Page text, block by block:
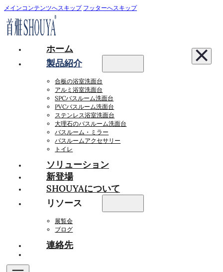
メインコンテンツへスキップ フッターへスキップ
ホーム
製品紹介
合板の浴室洗面台
アルミ浴室洗面台
SPCバスルーム洗面台
PVCバスルーム洗面台
ステンレス浴室洗面台
大理石のバスルーム洗面台
バスルーム・ミラー
バスルームアクセサリー
トイレ
ソリューション
新登場
SHOUYAについて
リソース
展覧会
ブログ
連絡先